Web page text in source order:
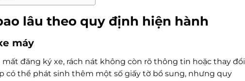
lâu theo quy định hiện hành
máy
đăng ký xe, rách nát không còn rõ thông tin hoặc thay đổi
có thể phát sinh thêm một số giấy tờ bổ sung, nhưng quy